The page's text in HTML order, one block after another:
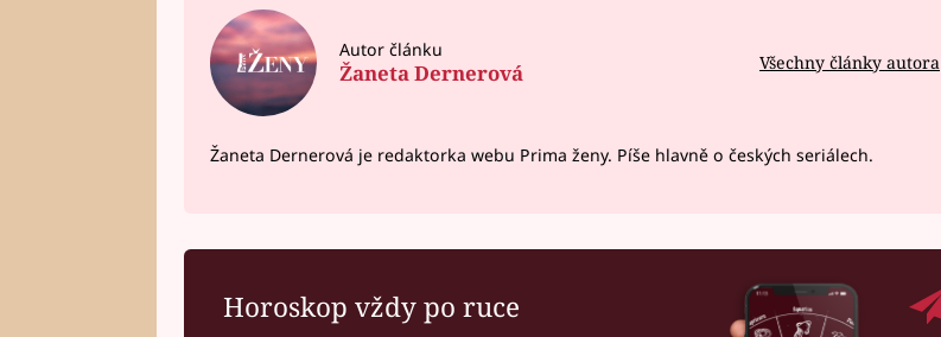
Autor článku
Žaneta Dernerová Všechny články autora
Žaneta Dernerová je redaktorka webu Prima ženy. Píše hlavně o českých seriálech.
Horoskop vždy po ruce